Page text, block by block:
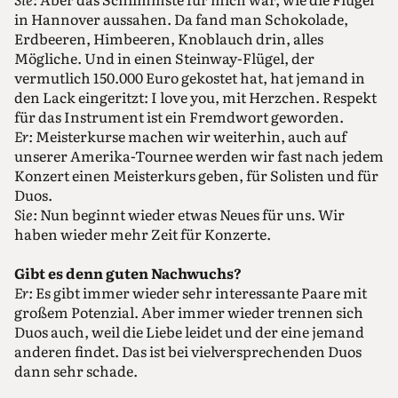
in Hannover aussahen. Da fand man Schokolade,
Erdbeeren, Himbeeren, Knoblauch drin, alles
Mögliche. Und in einen Steinway-Flügel, der
vermutlich 150.000 Euro gekostet hat, hat jemand in
den Lack eingeritzt: I love you, mit Herzchen. Respekt
für das Instrument ist ein Fremdwort geworden.
Er: Meisterkurse machen wir weiterhin, auch auf
unserer Amerika-Tournee werden wir fast nach jedem
Konzert einen Meisterkurs geben, für Solisten und für
Duos.
Sie: Nun beginnt wieder etwas Neues für uns. Wir
haben wieder mehr Zeit für Konzerte.
Gibt es denn guten Nachwuchs?
Er: Es gibt immer wieder sehr interessante Paare mit
großem Potenzial. Aber immer wieder trennen sich
Duos auch, weil die Liebe leidet und der eine jemand
anderen findet. Das ist bei vielversprechenden Duos
dann sehr schade.